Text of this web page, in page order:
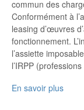
commun des
Conformément à
leasing d’œuvres
fonctionnement.
l’assiette
l’IRPP
En savoir plus